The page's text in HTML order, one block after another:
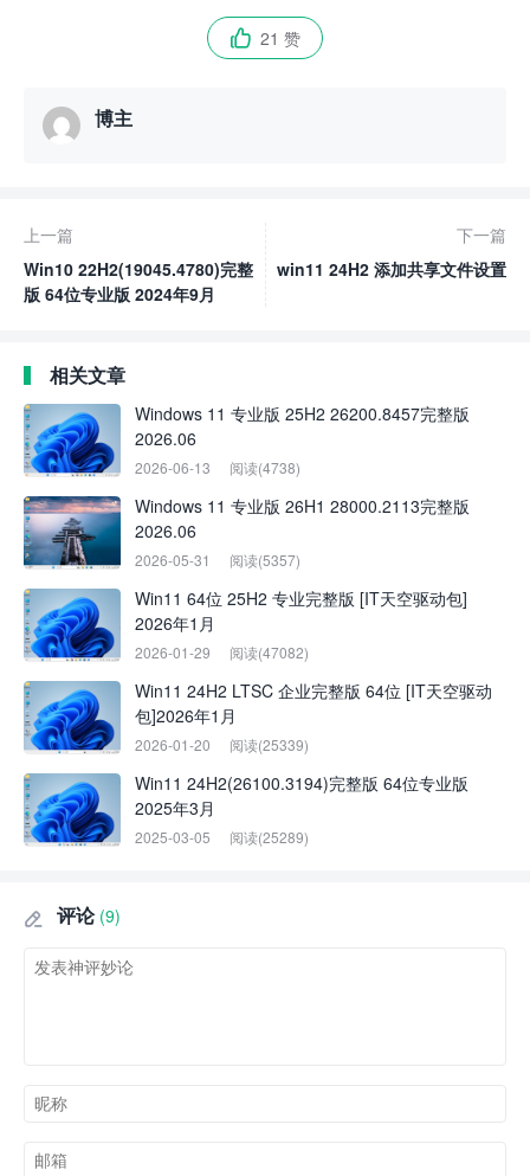
 21 赞
博主
上一篇
Win10 22H2(19045.4780)完整
版 64位专业版 2024年9月
下一篇
win11 24H2 添加共享文件设置
相关文章
Windows 11 专业版 25H2 26200.8457完整版
2026.06
2026-06-13 阅读(4738)
Windows 11 专业版 26H1 28000.2113完整版
2026.06
2026-05-31 阅读(5357)
Win11 64位 25H2 专业完整版 [IT天空驱动包]
2026年1月
2026-01-29 阅读(47082)
Win11 24H2 LTSC 企业完整版 64位 [IT天空驱动
包]2026年1月
2026-01-20 阅读(25339)
Win11 24H2(26100.3194)完整版 64位专业版
2025年3月
2025-03-05 阅读(25289)
 评论 (9)